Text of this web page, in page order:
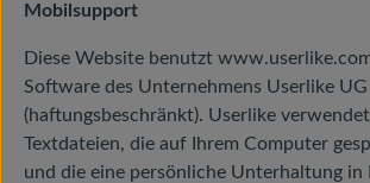
Mobilsupport
Diese Website benutzt
Software des Unternehmens Userlike UG
(haftungsbeschränkt). Userlike verwendet
Textdateien, die auf Ihrem Computer
und die eine persönliche Unterhaltung in